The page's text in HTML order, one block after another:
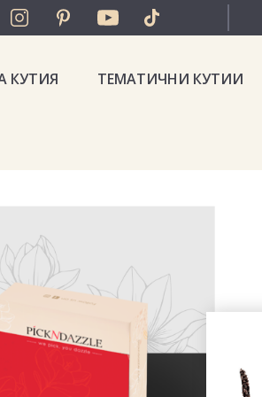
КУТИЯ
ТЕМАТИЧНИ КУТИИ